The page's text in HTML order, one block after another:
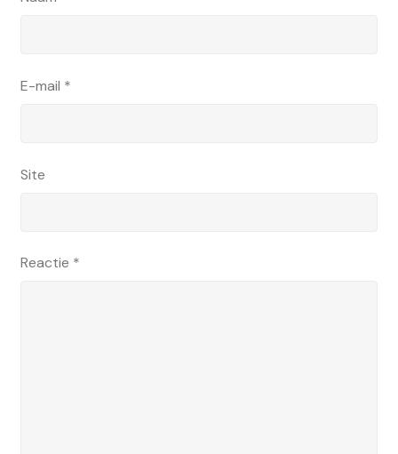
E-mail *
Site
Reactie *